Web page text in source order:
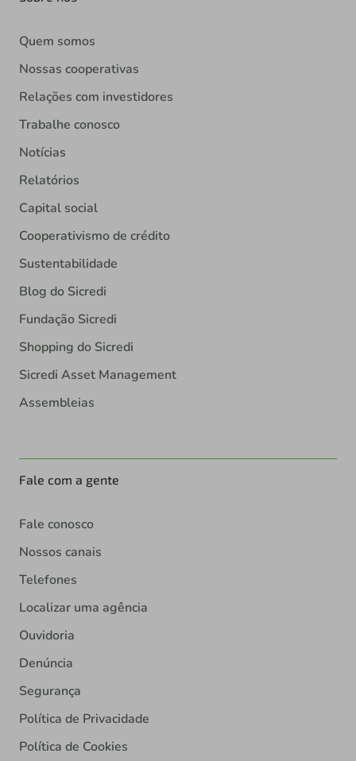
Quem somos
Nossas cooperativas
Relações com investidores
Trabalhe conosco
Notícias
Relatórios
Capital social
Cooperativismo de crédito
Sustentabilidade
Blog do Sicredi
Fundação Sicredi
Shopping do Sicredi
Sicredi Asset Management
Assembleias
Fale com a gente
Fale conosco
Nossos canais
Telefones
Localizar uma agência
Ouvidoria
Denúncia
Segurança
Política de Privacidade
Política de Cookies